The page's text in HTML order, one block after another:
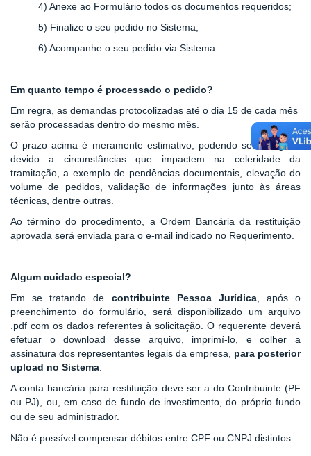
4) Anexe ao Formulário todos os documentos requeridos;
5) Finalize o seu pedido no Sistema;
6) Acompanhe o seu pedido via Sistema.
Em quanto tempo é processado o pedido?
Em regra, as demandas protocolizadas até o dia 15 de cada mês
serão processadas dentro do mesmo mês.
O prazo acima é meramente estimativo, podendo ser alongado
devido a circunstâncias que impactem na celeridade da
tramitação, a exemplo de pendências documentais, elevação do
volume de pedidos, validação de informações junto às áreas
técnicas, dentre outras.
Ao término do procedimento, a Ordem Bancária da restituição
aprovada será enviada para o e-mail indicado no Requerimento.
Algum cuidado especial?
Em se tratando de contribuinte Pessoa Jurídica, após o
preenchimento do formulário, será disponibilizado um arquivo
.pdf com os dados referentes à solicitação. O requerente deverá
efetuar o download desse arquivo, imprimí-lo, e colher a
assinatura dos representantes legais da empresa, para posterior
upload no Sistema
A conta bancária para restituição deve ser a do Contribuinte (PF
ou PJ), ou, em caso de fundo de investimento, do próprio fundo
ou de seu administrador.
Não é possível compensar débitos entre CPF ou CNPJ distintos.